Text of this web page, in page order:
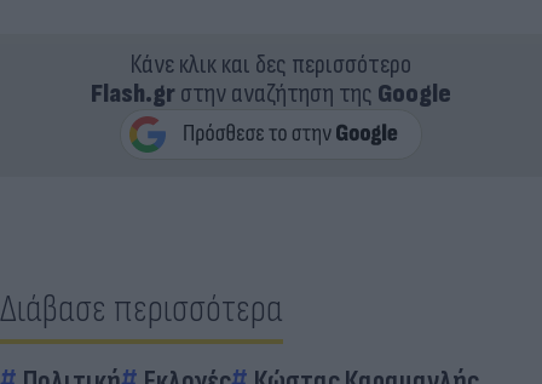
Κάνε κλικ και δες περισσότερο
Flash.grστην αναζήτηση της Google
Διάβασε περισσότερα